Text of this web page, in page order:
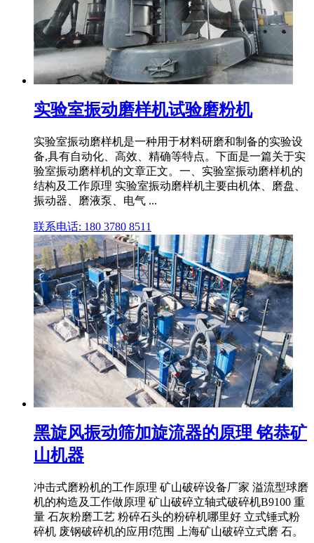
实验室振动磨样机试验磨粉机
实验室振动磨样机是一种用于材料研磨和制备的实验设
备,具有自动化、高效、精确等特点。下面是一篇关于实
验室振动磨样机的文章正文。一、实验室振动磨样机的
结构及工作原理 实验室振动磨样机主要由机体、磨盘、
振动器、磨液泵、电气 ...
联系电话: 180 3780 8511
黑旋风振动筛加旋流器的原理 铭恭矿
山机器
冲击式磨粉机的工作原理 矿山破碎设备厂家 溢流型球磨
机的构造及工作做原理 矿山破碎立轴式破碎机B9100 重
量 石灰粉磨工艺 粉碎石头的粉碎机哪里好 立式锤式粉
碎机 废钢破碎机的应用f范围 上海矿山破碎立式磨 石。